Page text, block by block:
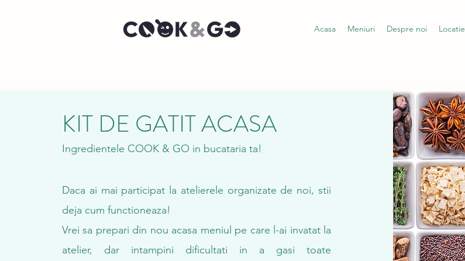
Acasa Meniuri Despre noi Locatie
KIT DE GATIT ACASA
Ingredientele COOK & GO in bucataria ta!
Daca ai mai participat la atelierele organizate de noi, stii
deja cum functioneaza!
Vrei sa prepari din nou acasa meniul pe care l-ai invatat la
atelier, dar intampini dificultati in a gasi toate